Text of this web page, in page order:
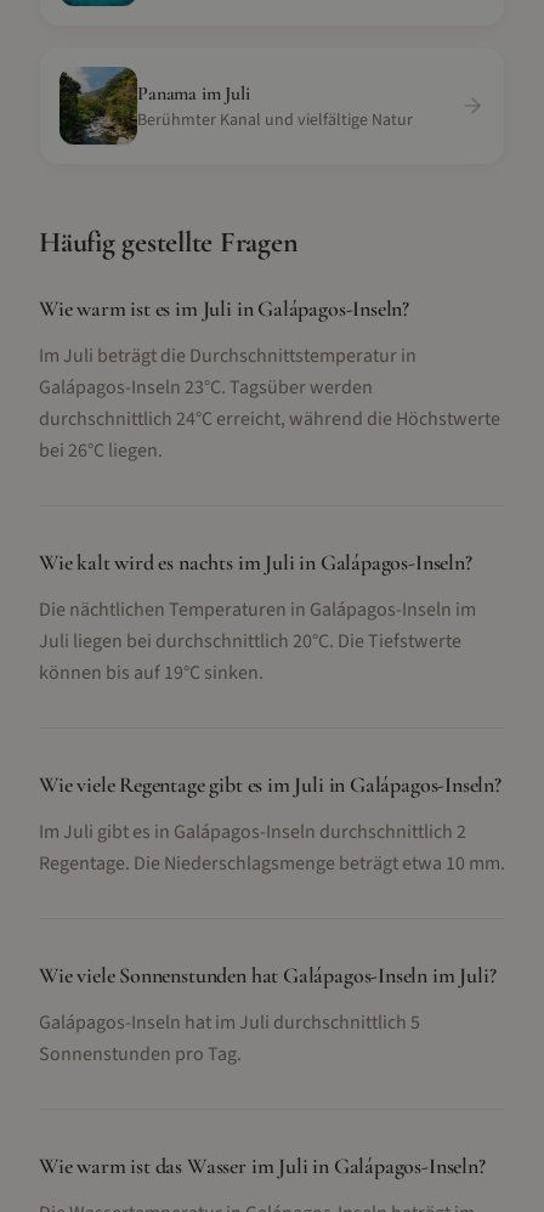
Panama im Juli
Berühmter Kanal und vielfältige Natur
Häufig gestellte Fragen
Wie warm ist es im Juli in Galápagos-Inseln?
Im Juli beträgt die Durchschnittstemperatur in
Galápagos-Inseln 23°C. Tagsüber werden
durchschnittlich 24°C erreicht, während die Höchstwerte
bei 26°C liegen.
Wie kalt wird es nachts im Juli in Galápagos-Inseln?
Die nächtlichen Temperaturen in Galápagos-Inseln im
Juli liegen bei durchschnittlich 20°C. Die Tiefstwerte
können bis auf 19°C sinken.
Wie viele Regentage gibt es im Juli in Galápagos-Inseln?
Im Juli gibt es in Galápagos-Inseln durchschnittlich 2
Regentage. Die Niederschlagsmenge beträgt etwa 10 mm.
Wie viele Sonnenstunden hat Galápagos-Inseln im Juli?
Galápagos-Inseln hat im Juli durchschnittlich 5
Sonnenstunden pro Tag.
Wie warm ist das Wasser im Juli in Galápagos-Inseln?